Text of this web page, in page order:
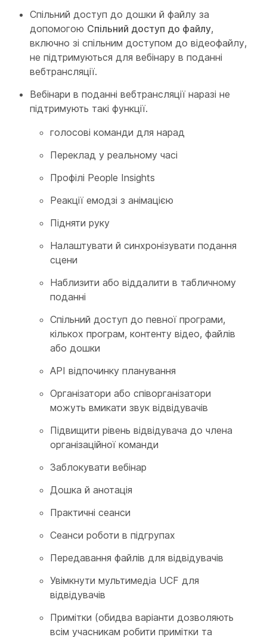
Спільний доступ до дошки й файлу за
допомогою Спільний доступ до файлу,
включно зі спільним доступом до відеофайлу,
не підтримуються для вебінару в поданні
вебтрансляції.
Вебінари в поданні вебтрансляції наразі не
підтримують такі функції.
голосові команди для нарад
Переклад у реальному часі
Профілі People Insights
Реакції емодзі з анімацією
Підняти руку
Налаштувати й синхронізувати подання
сцени
Наблизити або віддалити в табличному
поданні
Спільний доступ до певної програми,
кількох програм, контенту відео, файлів
або дошки
API відпочинку планування
Організатори або співорганізатори
можуть вмикати звук відвідувачів
Підвищити рівень відвідувача до члена
організаційної команди
Заблокувати вебінар
Дошка й анотація
Практичні сеанси
Сеанси роботи в підгрупах
Передавання файлів для відвідувачів
Увімкнути мультимедіа UCF для
відвідувачів
Примітки (обидва варіанти дозволяють
всім учасникам робити примітки та